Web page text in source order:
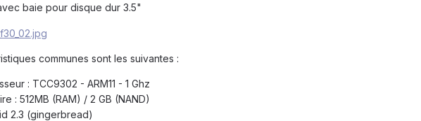
baie pour disque dur 3.5"
communes sont les suivantes :
: TCC9302 - ARM11 - 1 Ghz
: 512MB (RAM) / 2 GB (NAND)
2.3 (gingerbread)